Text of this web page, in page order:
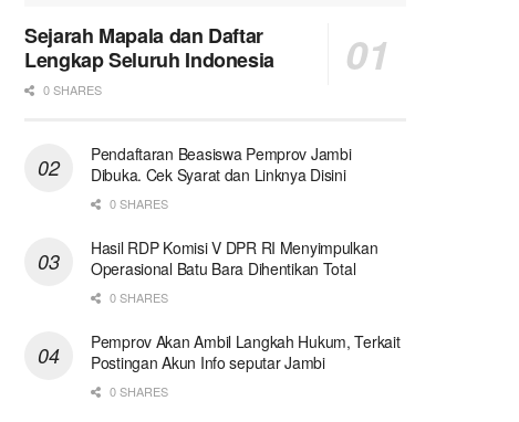
Sejarah Mapala dan Daftar
Lengkap Seluruh Indonesia
0 SHARES
Pendaftaran Beasiswa Pemprov Jambi
Dibuka. Cek Syarat dan Linknya Disini
0 SHARES
Hasil RDP Komisi V DPR RI Menyimpulkan
Operasional Batu Bara Dihentikan Total
0 SHARES
Pemprov Akan Ambil Langkah Hukum, Terkait
Postingan Akun Info seputar Jambi
0 SHARES